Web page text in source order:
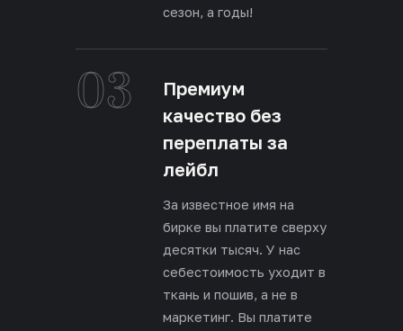
сезон, а годы!
03
Премиум
качество без
переплаты за
лейбл
За известное имя на
бирке вы платите сверху
десятки тысяч. У нас
себестоимость уходит в
ткань и пошив, а не в
маркетинг. Вы платите